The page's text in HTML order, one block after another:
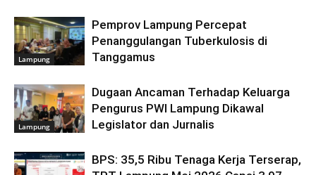
Lampung
Pemprov Lampung Percepat
Penanggulangan Tuberkulosis di
Tanggamus
Lampung
Dugaan Ancaman Terhadap Keluarga
Pengurus PWI Lampung Dikawal
Legislator dan Jurnalis
BPS: 35,5 Ribu Tenaga Kerja Terserap,